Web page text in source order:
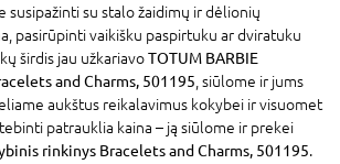
susipažinti su stalo žaidimų ir dėlionių
pasirūpinti vaikišku paspirtuku ar dviratuku
širdis jau užkariavoTOTUM BARBIE
and Charms, 501195, siūlome ir jums
aukštus reikalavimus kokybei ir visuomet
patrauklia kaina – ją siūlome ir prekei
rinkinys Bracelets and Charms, 501195.